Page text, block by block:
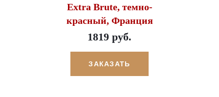
Extra Brute, темно-
красный, Франция
1819 руб.
ЗАКАЗАТЬ